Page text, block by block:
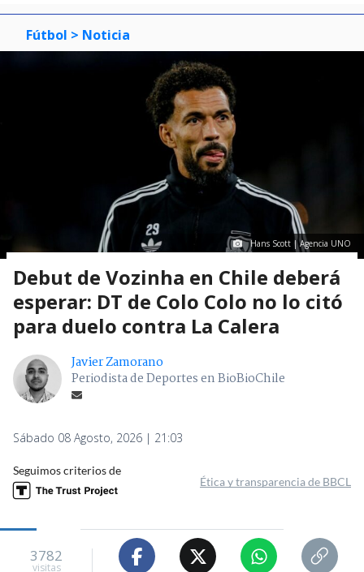
Fútbol > Noticia
Hans Scott | Agencia UNO
Debut de Vozinha en Chile deberá
esperar: DT de Colo Colo no lo citó
para duelo contra La Calera
Javier Zamorano
Periodista de Deportes en BioBioChile
Sábado 08 Agosto, 2026 | 21:03
Seguimos criterios de
Ética y transparencia de BBCL
3782
visitas